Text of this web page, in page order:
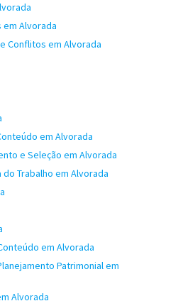
em Alvorada
Conflitos em Alvorada
em Alvorada
e Seleção em Alvorada
Trabalho em Alvorada
em Alvorada
Patrimonial em
Alvorada